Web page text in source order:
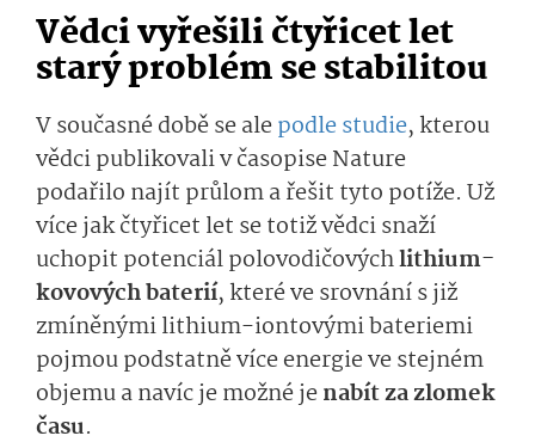
Vědci vyřešili čtyřicet let
starý problém se stabilitou
V současné době se alepodle studie, kterou
vědci publikovali v časopise Nature
podařilo najít průlom a řešit tyto potíže. Už
více jak čtyřicet let se totiž vědci snaží
uchopit potenciál polovodičovýchlithium-
kovových baterií, které ve srovnání s již
zmíněnými lithium-iontovými bateriemi
pojmou podstatně více energie ve stejném
objemu a navíc je možné jenabít za zlomek
času.